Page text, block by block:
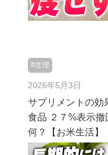
#生理
2026年5月3日
サプリメントの効
食品 ２７%表示
何？【お米生活】